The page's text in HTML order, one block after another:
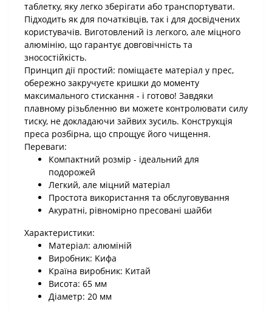
таблетку, яку легко зберігати або транспортувати.
Підходить як для початківців, так і для досвідчених
користувачів. Виготовлений із легкого, але міцного
алюмінію, що гарантує довговічність та
зносостійкість.
Принцип дії простий: поміщаєте матеріал у прес,
обережно закручуєте кришки до моменту
максимального стискання - і готово! Завдяки
плавному різьбленню ви можете контролювати силу
тиску, не докладаючи зайвих зусиль. Конструкція
преса розбірна, що спрощує його чищення.
Переваги:
Компактний розмір - ідеальний для
подорожей
Легкий, але міцний матеріал
Простота використання та обслуговування
Акуратні, рівномірно пресовані шайби
Характеристики:
Матеріал: алюміній
Виробник: Kифа
Країна виробник: Китай
Висота: 65 мм
Діаметр: 20 мм